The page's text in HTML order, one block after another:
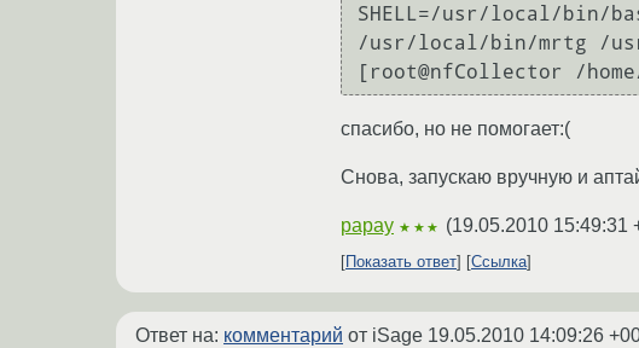
SHELL=/usr/local/bin/
/usr/local/bin/mrtg /
спасибо, но не помогает:(
Снова, запускаю вручную и
papay ★★★ (19.05.2010 15:49:31
Показать ответ
Ссылка
Ответ на: комментарий от iSage 19.05.2010 14:09:26